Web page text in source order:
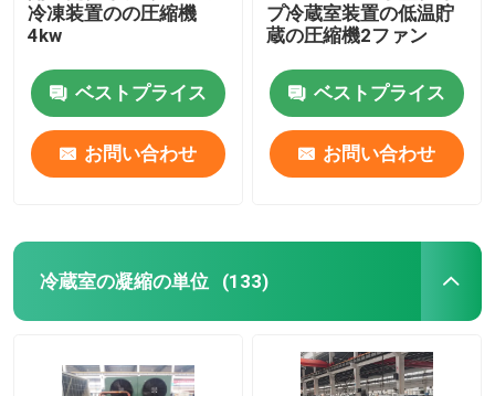
冷凍装置のの圧縮機
4kw
ベストプライス
お問い合わせ
プ冷蔵室装置の低温貯
蔵の圧縮機2ファン
ベストプライス
お問い合わせ
冷蔵室の凝縮の単位 (133)